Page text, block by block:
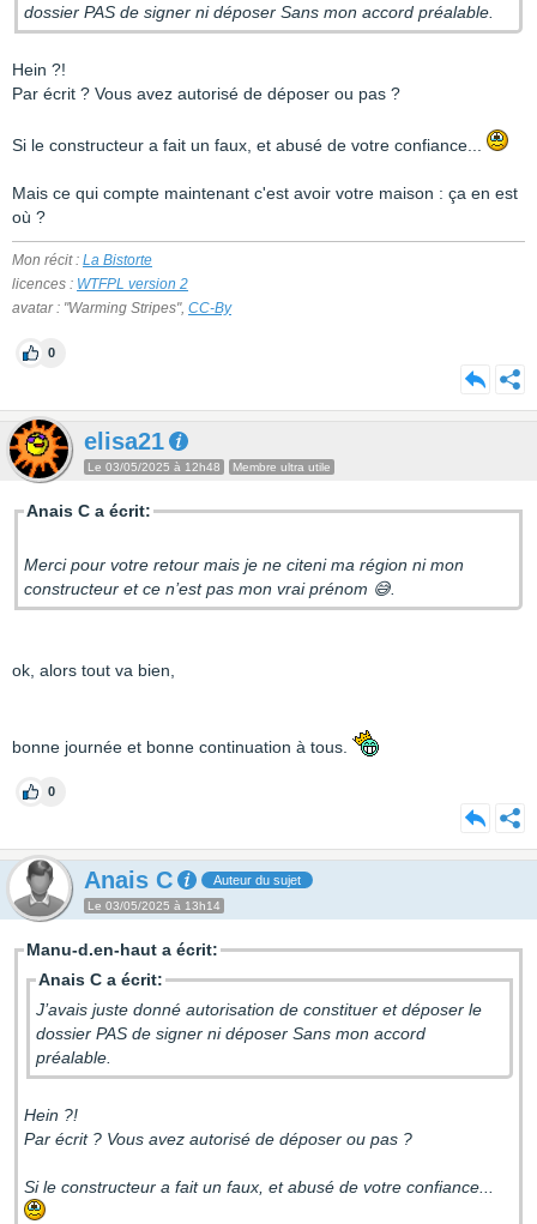
dossier PAS de signer ni déposer Sans mon accord préalable.
Hein ?!
Par écrit ? Vous avez autorisé de déposer ou pas ?
Si le constructeur a fait un faux, et abusé de votre confiance...
Mais ce qui compte maintenant c'est avoir votre maison : ça en est
où ?
Mon récit : La Bistorte
licences : WTFPL version 2
avatar : "Warming Stripes", CC-By
0
elisa21
Le 03/05/2025 à 12h48 Membre ultra utile
Anais C a écrit:
Merci pour votre retour mais je ne citeni ma région ni mon
constructeur et ce n’est pas mon vrai prénom 😅.
ok, alors tout va bien,
bonne journée et bonne continuation à tous.
0
Anais C Auteur du sujet
Le 03/05/2025 à 13h14
Manu-d.en-haut a écrit:
Anais C a écrit:
J’avais juste donné autorisation de constituer et déposer le
dossier PAS de signer ni déposer Sans mon accord
préalable.
Hein ?!
Par écrit ? Vous avez autorisé de déposer ou pas ?
Si le constructeur a fait un faux, et abusé de votre confiance...